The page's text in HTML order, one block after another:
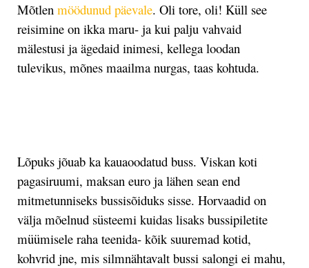
Mõtlen möödunud päevale. Oli tore, oli! Küll see
reisimine on ikka maru- ja kui palju vahvaid
mälestusi ja ägedaid inimesi, kellega loodan
tulevikus, mõnes maailma nurgas, taas kohtuda.
Lõpuks jõuab ka kauaoodatud buss. Viskan koti
pagasiruumi, maksan euro ja lähen sean end
mitmetunniseks bussisõiduks sisse. Horvaadid on
välja mõelnud süsteemi kuidas lisaks bussipiletite
müümisele raha teenida- kõik suuremad kotid,
kohvrid jne, mis silmnähtavalt bussi salongi ei mahu,